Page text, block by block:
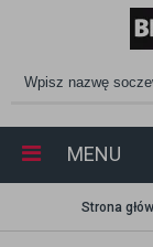
MENU
Strona